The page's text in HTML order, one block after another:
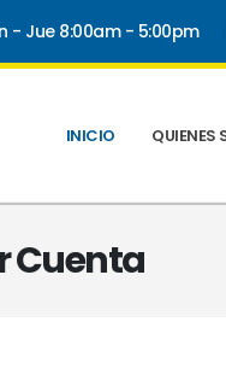
- Jue 8:00am - 5:00pm
INICIO QUIENES
Cuenta